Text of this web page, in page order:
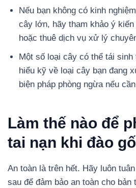
Nếu bạn không có kinh
cây lớn, hãy tham khảo ý
hoặc thuê dịch vụ xử lý
Một số loại cây có thể tái
hiểu kỹ về loại cây bạn đang
biện pháp phòng ngừa nếu
Làm thế nào để
tai nạn khi đào
An toàn là trên hết. Hãy luôn
sau để đảm bảo an toàn cho